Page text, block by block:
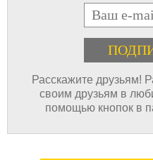
E-mail
Расскажите друзьям!
своим друзьям в
помощью кнопок в